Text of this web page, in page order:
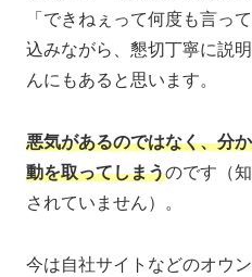
「できねぇって何度も言っ
込みながら、懇切丁寧に説
んにもあると思います。
悪気があるのではなく、分
動を取ってしまうのです（
されていません）。
今は自社サイトなどのオウ